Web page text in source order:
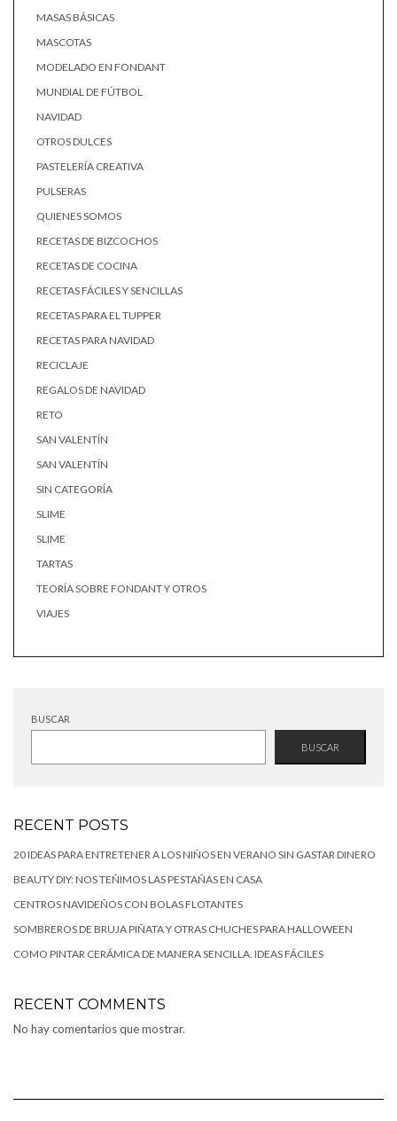
MASAS BÁSICAS
MASCOTAS
MODELADO EN FONDANT
MUNDIAL DE FÚTBOL
NAVIDAD
OTROS DULCES
PASTELERÍA CREATIVA
PULSERAS
QUIENES SOMOS
RECETAS DE BIZCOCHOS
RECETAS DE COCINA
RECETAS FÁCILES Y SENCILLAS
RECETAS PARA EL TUPPER
RECETAS PARA NAVIDAD
RECICLAJE
REGALOS DE NAVIDAD
RETO
SAN VALENTÍN
SAN VALENTÍN
SIN CATEGORÍA
SLIME
SLIME
TARTAS
TEORÍA SOBRE FONDANT Y OTROS
VIAJES
BUSCAR
BUSCAR
RECENT POSTS
20 IDEAS PARA ENTRETENER A LOS NIÑOS EN VERANO SIN GASTAR DINERO
BEAUTY DIY: NOS TEÑIMOS LAS PESTAÑAS EN CASA
CENTROS NAVIDEÑOS CON BOLAS FLOTANTES
SOMBREROS DE BRUJA PIÑATA Y OTRAS CHUCHES PARA HALLOWEEN
COMO PINTAR CERÁMICA DE MANERA SENCILLA. IDEAS FÁCILES
RECENT COMMENTS
No hay comentarios que mostrar.